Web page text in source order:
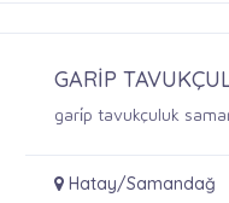
GARİP
gari̇p tavukçuluk
Hatay/Samandağ